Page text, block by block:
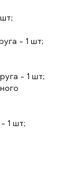
- 1 шт;
- 1 шт;
1 шт;